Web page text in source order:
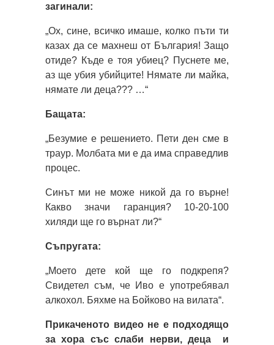
загинали:
„Ох, сине, всичко имаше, колко пъти ти
казах да се махнеш от България! Защо
отиде? Къде е тоя убиец? Пуснете ме,
аз ще убия убийците! Нямате ли майка,
нямате ли деца??? …“
Бащата:
„Безумие е решението. Пети ден сме в
траур. Молбата ми е да има справедлив
процес.
Синът ми не може никой да го върне!
Какво значи гаранция? 10-20-100
хиляди ще го върнат ли?“
Съпругата:
„Моето дете кой ще го подкрепя?
Свидетел съм, че Иво е употребявал
алкохол. Бяхме на Бойково на вилата“.
Прикаченото видео не е подходящо
за хора със слаби нерви, деца и